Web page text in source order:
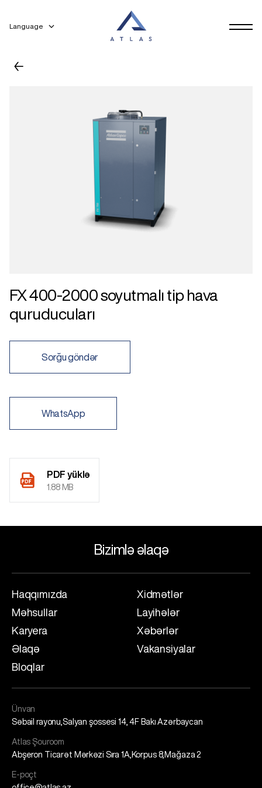
Language
←
FX 400-2000 soyutmalı tip hava
quruducuları
Sorğu göndər
WhatsApp
PDF yüklə
1.88 MB
Bizimlə əlaqə
Haqqımızda
Xidmətlər
Məhsullar
Layihələr
Karyera
Xəbərlər
Əlaqə
Vakansiyalar
Bloqlar
Ünvan
Səbail rayonu,Salyan şossesi 14, 4F Bakı Azərbaycan
Atlas Şouroom
Abşeron Ticarət Mərkəzi Sıra 1A,Korpus 8,Mağaza 2
E-poçt